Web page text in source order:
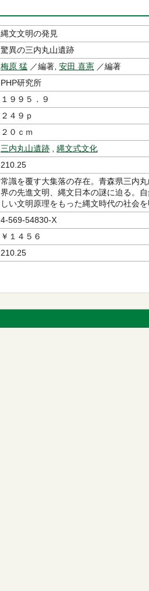
縄文文明の発見
驚異の三内丸山遺跡
梅原 猛 ／編著, 安田 喜憲 ／編著
PHP研究所
１９９５．９
２４９ｐ
２０ｃｍ
三内丸山遺跡
縄文式文化
210.25
常識を覆す大集落の存在。青森県三内
界の先進文明、縄文日本の謎に迫る。
しい文明原理をもった縄文時代の社会
4-569-54830-X
￥１４５６
210.25